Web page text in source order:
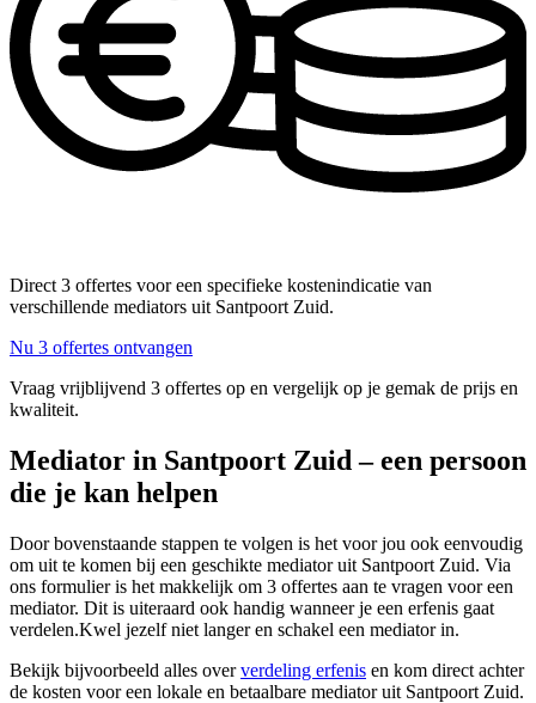
Direct 3 offertes voor een specifieke kostenindicatie van
verschillende mediators uit Santpoort Zuid.
Nu 3 offertes ontvangen
Vraag vrijblijvend 3 offertes op en vergelijk op je gemak de prijs en
kwaliteit.
Mediator in Santpoort Zuid – een persoon
die je kan helpen
Door bovenstaande stappen te volgen is het voor jou ook eenvoudig
om uit te komen bij een geschikte mediator uit Santpoort Zuid. Via
ons formulier is het makkelijk om 3 offertes aan te vragen voor een
mediator. Dit is uiteraard ook handig wanneer je een erfenis gaat
verdelen.Kwel jezelf niet langer en schakel een mediator in.
Bekijk bijvoorbeeld alles oververdeling erfenis en kom direct achter
de kosten voor een lokale en betaalbare mediator uit Santpoort Zuid.